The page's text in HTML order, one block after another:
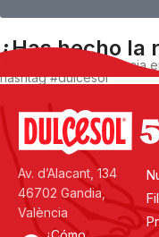
¿Has hecho la
Comparte tu experiencia
hashtag #dulcesol
@dulcesol
Av. d’Alacant, 134
46702 Gandia,
València